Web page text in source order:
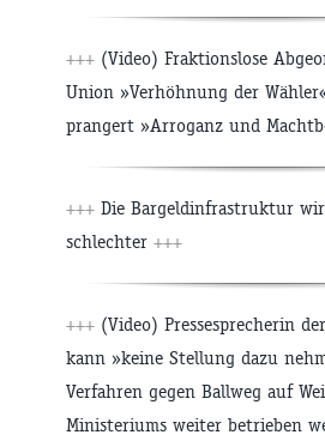
+++ (Video) Fraktionslose
Union »Verhöhnung der
prangert »Arroganz und
+++ Die Bargeldinfrastruktur
schlechter +++
+++ (Video) Pressesprecherin
kann »keine Stellung dazu
Verfahren gegen Ballweg auf
Ministeriums weiter betrieben